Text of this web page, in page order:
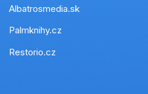
Albatrosmedia.sk
Palmknihy.cz
Restorio.cz